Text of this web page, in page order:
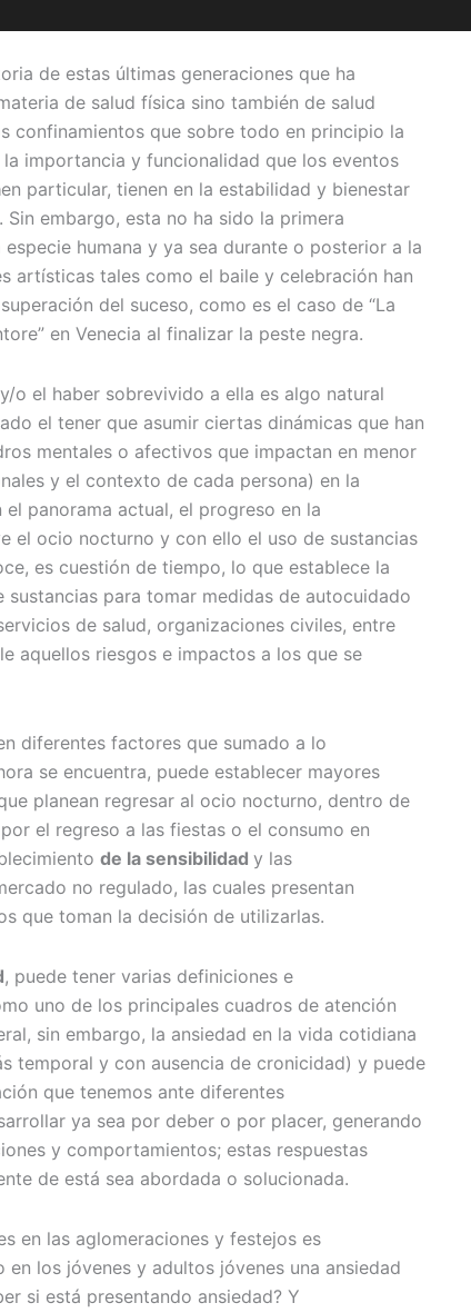
de estas últimas generaciones que ha
de salud física sino también de salud
confinamientos que sobre todo en principio la
importancia y funcionalidad que los eventos
en particular, tienen en la estabilidad y bienestar
embargo, esta no ha sido la primera
humana y ya sea durante o posterior a la
artísticas tales como el baile y celebración han
del suceso, como es el caso de “La
en Venecia al finalizar la peste negra.
o el haber sobrevivido a ella es algo natural
el tener que asumir ciertas dinámicas que han
mentales o afectivos que impactan en menor
y el contexto de cada persona) en la
panorama actual, el progreso en la
el ocio nocturno y con ello el uso de sustancias
es cuestión de tiempo, lo que establece la
para tomar medidas de autocuidado
de salud, organizaciones civiles, entre
aquellos riesgos e impactos a los que se
diferentes factores que sumado a lo
se encuentra, puede establecer mayores
planean regresar al ocio nocturno, dentro de
el regreso a las fiestas o el consumo en
de la sensibilidady las
no regulado, las cuales presentan
que toman la decisión de utilizarlas.
, puede tener varias definiciones e
uno de los principales cuadros de atención
sin embargo, la ansiedad en la vida cotidiana
temporal y con ausencia de cronicidad) y puede
que tenemos ante diferentes
ya sea por deber o por placer, generando
y comportamientos; estas respuestas
de está sea abordada o solucionada.
en las aglomeraciones y festejos es
los jóvenes y adultos jóvenes una ansiedad
si está presentando ansiedad? Y